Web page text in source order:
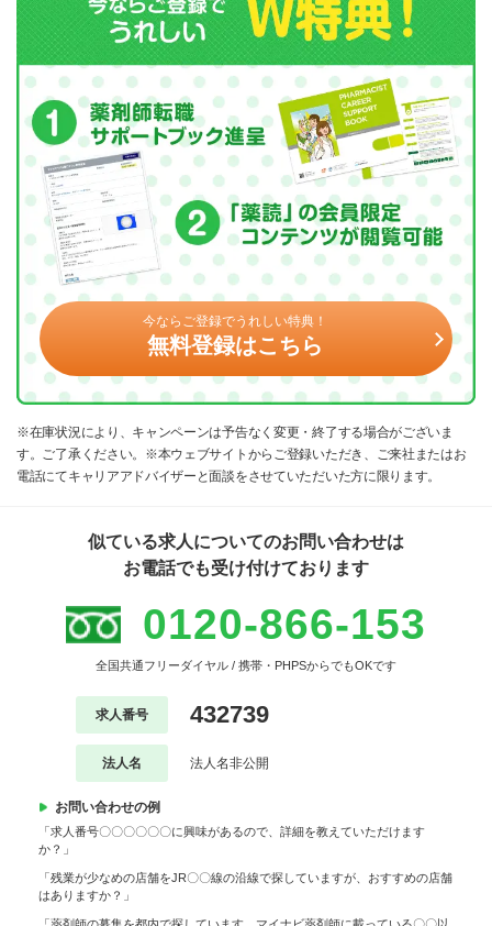
今ならご登録でうれしい特典！
無料登録はこちら
※在庫状況により、キャンペーンは予告なく変更・終了する場合がございま
す。ご了承ください。※本ウェブサイトからご登録いただき、ご来社またはお
電話にてキャリアアドバイザーと面談をさせていただいた方に限ります。
似ている求人についてのお問い合わせは
お電話でも受け付けております
0120-866-153
全国共通フリーダイヤル / 携帯・PHPSからでもOKです
求人番号 432739
法人名 法人名非公開
お問い合わせの例
「求人番号〇〇〇〇〇〇に興味があるので、詳細を教えていただけます
か？」
「残業が少なめの店舗をJR〇〇線の沿線で探していますが、おすすめの店舗
はありますか？」